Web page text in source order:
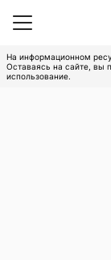
На информационном
Оставаясь на сайте, вы
использование.